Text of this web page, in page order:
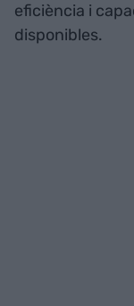
eficiència i
disponibles.